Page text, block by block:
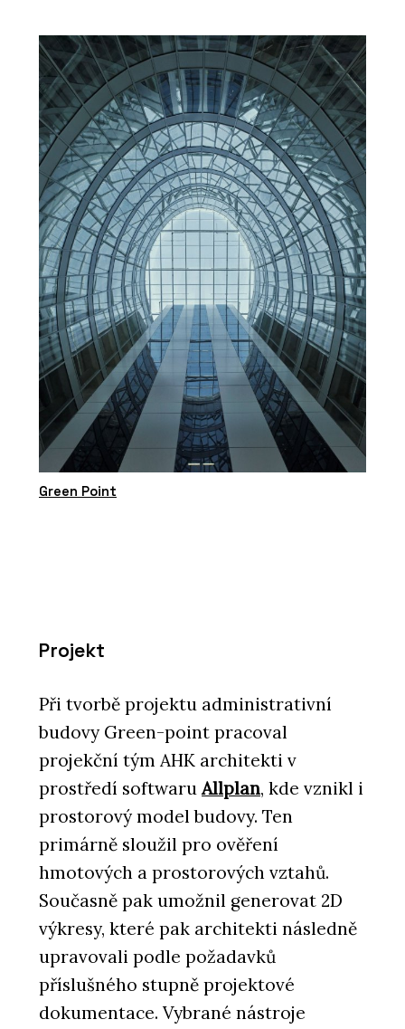
Green Point
Projekt
Při tvorbě projektu administrativní
budovy Green-point pracoval
projekční tým AHK architekti v
prostředí softwaruAllplan, kde vznikl i
prostorový model budovy. Ten
primárně sloužil pro ověření
hmotových a prostorových vztahů.
Současně pak umožnil generovat 2D
výkresy, které pak architekti následně
upravovali podle požadavků
příslušného stupně projektové
dokumentace. Vybrané nástroje